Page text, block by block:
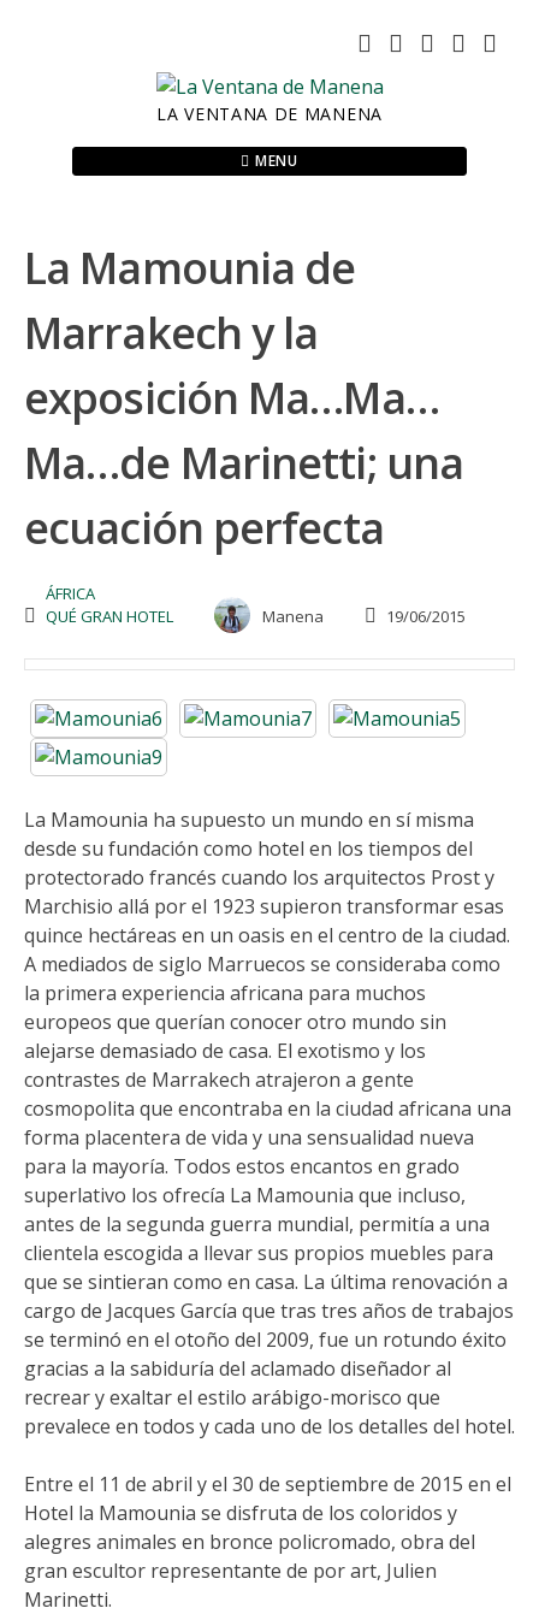
LA VENTANA DE MANENA
MENU
La Mamounia de
Marrakech y la
exposición Ma…Ma…
Ma…de Marinetti; una
ecuación perfecta
ÁFRICA
QUÉ GRAN HOTEL
Manena 19/06/2015
La Mamounia ha supuesto un mundo en sí misma
desde su fundación como hotel en los tiempos del
protectorado francés cuando los arquitectos Prost y
Marchisio allá por el 1923 supieron transformar esas
quince hectáreas en un oasis en el centro de la ciudad.
A mediados de siglo Marruecos se consideraba como
la primera experiencia africana para muchos
europeos que querían conocer otro mundo sin
alejarse demasiado de casa. El exotismo y los
contrastes de Marrakech atrajeron a gente
cosmopolita que encontraba en la ciudad africana una
forma placentera de vida y una sensualidad nueva
para la mayoría. Todos estos encantos en grado
superlativo los ofrecía La Mamounia que incluso,
antes de la segunda guerra mundial, permitía a una
clientela escogida a llevar sus propios muebles para
que se sintieran como en casa. La última renovación a
cargo de Jacques García que tras tres años de trabajos
se terminó en el otoño del 2009, fue un rotundo éxito
gracias a la sabiduría del aclamado diseñador al
recrear y exaltar el estilo arábigo-morisco que
prevalece en todos y cada uno de los detalles del hotel.
Entre el 11 de abril y el 30 de septiembre de 2015 en el
Hotel la Mamounia se disfruta de los coloridos y
alegres animales en bronce policromado, obra del
gran escultor representante de por art, Julien
Marinetti.